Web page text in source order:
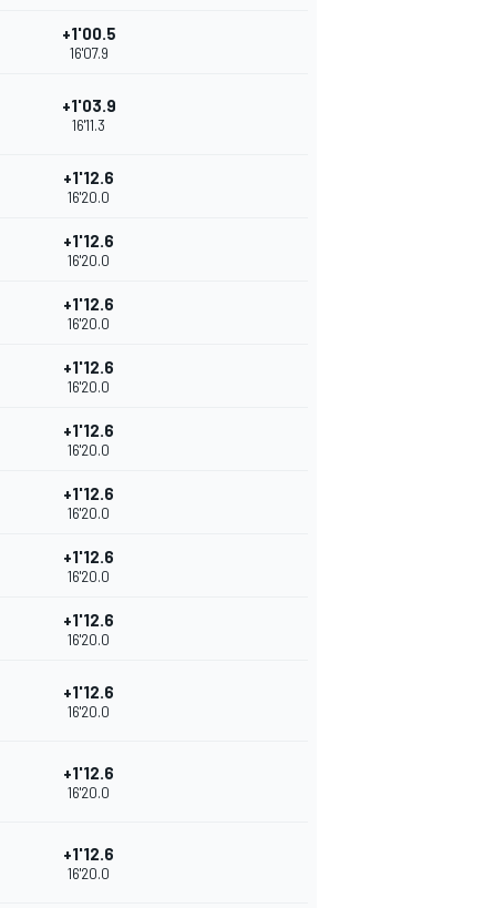
+1'00.5
16'07.9
+1'03.9
16'11.3
+1'12.6
16'20.0
+1'12.6
16'20.0
+1'12.6
16'20.0
+1'12.6
16'20.0
+1'12.6
16'20.0
+1'12.6
16'20.0
+1'12.6
16'20.0
+1'12.6
16'20.0
+1'12.6
16'20.0
+1'12.6
16'20.0
+1'12.6
16'20.0